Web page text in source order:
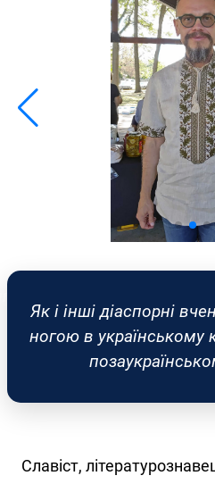
Як і інші діаспорні
ногою в українському
Славіст,